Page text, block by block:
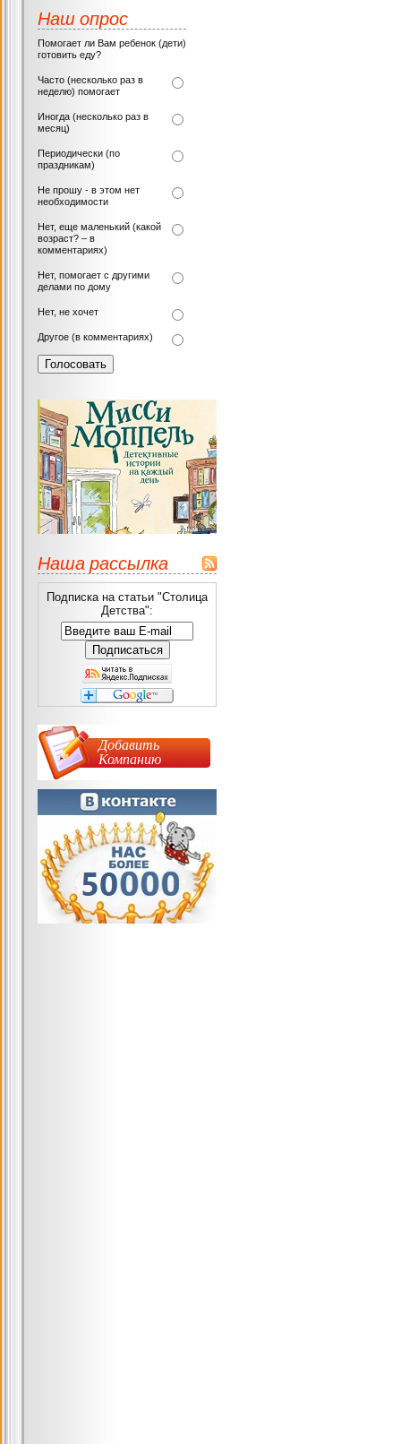
Наш опрос
Помогает ли Вам ребенок (дети)
готовить еду?
Часто (несколько раз в
неделю) помогает
Иногда (несколько раз в
месяц)
Периодически (по
праздникам)
Не прошу - в этом нет
необходимости
Нет, еще маленький (какой
возраст? – в
комментариях)
Нет, помогает с другими
делами по дому
Нет, не хочет
Другое (в комментариях)
Наша рассылка
Подписка на статьи "Столица
Детства":
Добавить
Компанию